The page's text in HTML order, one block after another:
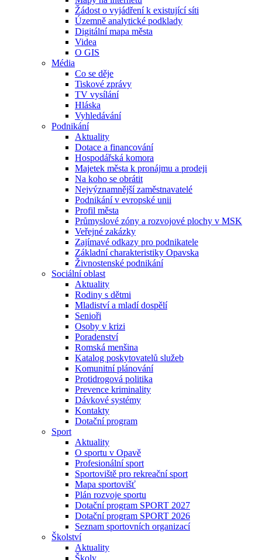
Žádost o vyjádření k existující síti
Územně analytické podklady
Digitální mapa města
Videa
O GIS
Média
Co se děje
Tiskové zprávy
TV vysílání
Hláska
Vyhledávání
Podnikání
Aktuality
Dotace a financování
Hospodářská komora
Majetek města k pronájmu a prodeji
Na koho se obrátit
Nejvýznamnější zaměstnavatelé
Podnikání v evropské unii
Profil města
Průmyslové zóny a rozvojové plochy v MSK
Veřejné zakázky
Zajímavé odkazy pro podnikatele
Základní charakteristiky Opavska
Živnostenské podnikání
Sociální oblast
Aktuality
Rodiny s dětmi
Mladiství a mladí dospělí
Senioři
Osoby v krizi
Poradenství
Romská menšina
Katalog poskytovatelů služeb
Komunitní plánování
Protidrogová politika
Prevence kriminality
Dávkové systémy
Kontakty
Dotační program
Sport
Aktuality
O sportu v Opavě
Profesionální sport
Sportoviště pro rekreační sport
Mapa sportovišť
Plán rozvoje sportu
Dotační program SPORT 2027
Dotační program SPORT 2026
Seznam sportovních organizací
Školství
Aktuality